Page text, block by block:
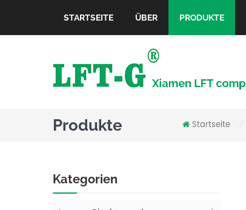
STARTSEITE ÜBER PRODUKTE
Produkte Startseite
Kategorien